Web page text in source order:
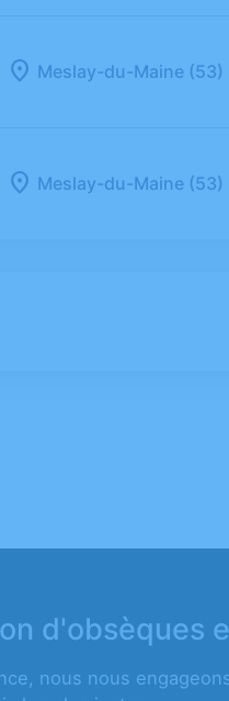
Meslay-du-Maine (53)
Meslay-du-Maine (53)
d'obsèques
nous nous